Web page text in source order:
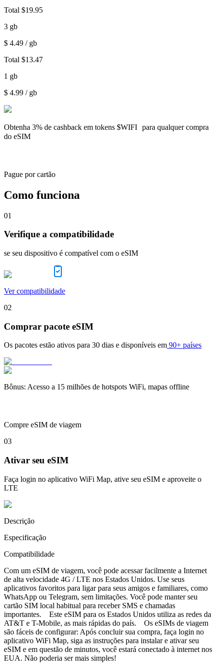
Total $19.95
3 gb
$ 4.49 / gb
Total $13.47
1 gb
$ 4.99 / gb
Obtenha 3% de cashback em tokens $WIFI para qualquer compra
do eSIM
Pague por cartão
Como funciona
01
Verifique a compatibilidade
se seu dispositivo é compatível com o eSIM
Ver compatibilidade
02
Comprar pacote eSIM
Os pacotes estão ativos para 30 dias e disponíveis em 90+ países
Bônus: Acesso a 15 milhões de hotspots WiFi, mapas offline
Compre eSIM de viagem
03
Ativar seu eSIM
Faça login no aplicativo WiFi Map, ative seu eSIM e aproveite o
LTE
Descrição
Especificação
Compatibilidade
Com um eSIM de viagem, você pode acessar facilmente a Internet
de alta velocidade 4G / LTE nos Estados Unidos. Use seus
aplicativos favoritos para ligar para seus amigos e familiares, como
WhatsApp ou Telegram, sem limitações. Você pode manter seu
cartão SIM local habitual para receber SMS e chamadas
importantes. Este eSIM para os Estados Unidos utiliza as redes da
AT&T e T-Mobile, as mais rápidas do país. Os eSIMs de viagem
são fáceis de configurar: Após concluir sua compra, faça login no
aplicativo WiFi Map, siga as instruções para instalar e ativar seu
eSIM e em questão de minutos, você estará conectado à internet nos
EUA. Não poderia ser mais simples!